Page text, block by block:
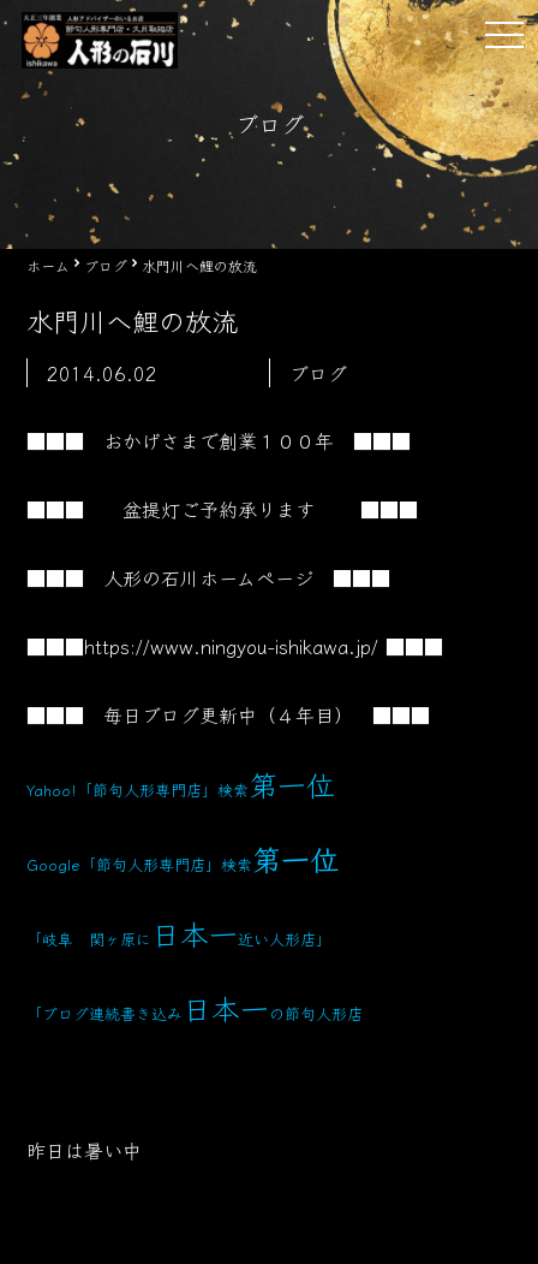
Skip
content
ブログ
ホーム ブログ 水門川へ鯉の放流
水門川へ鯉の放流
2014.06.02 ブログ
■■■ おかげさまで創業１００年 ■■■
■■■ 盆提灯ご予約承ります ■■■
■■■ 人形の石川ホームページ ■■■
■■■https://www.ningyou-ishikawa.jp/ ■■■
■■■ 毎日ブログ更新中（４年目） ■■■
Yahoo!「節句人形専門店」検索第一位
Google「節句人形専門店」検索第一位
「岐阜 関ヶ原に 日本一近い人形店」
「ブログ連続書き込み 日本一 の節句人形店
昨日は暑い中